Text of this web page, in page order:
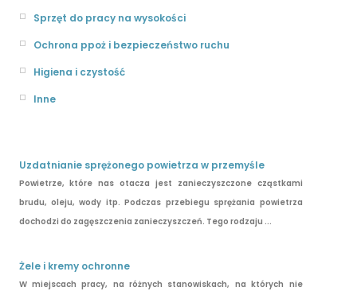
Sprzęt do pracy na wysokości
Ochrona ppoż i bezpieczeństwo ruchu
Higiena i czystość
Inne
Uzdatnianie sprężonego powietrza w przemyśle
Powietrze, które nas otacza jest zanieczyszczone cząstkami
brudu, oleju, wody itp. Podczas przebiegu sprężania powietrza
dochodzi do zagęszczenia zanieczyszczeń. Tego rodzaju ...
Żele i kremy ochronne
W miejscach pracy, na różnych stanowiskach, na których nie